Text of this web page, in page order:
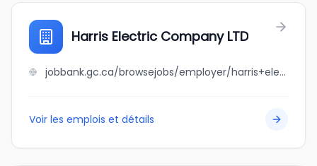
Harris Electric Company LTD
jobbank.gc.ca/browsejobs/employer/harris+electric+company+ltd/ca
Voir les emplois et détails